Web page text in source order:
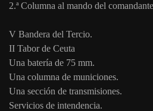
2.ª Columna al mando del
V Bandera del Tercio.
II Tabor de Ceuta
Una batería de 75 mm.
Una columna de municiones.
Una sección de transmisiones.
Servicios de intendencia.